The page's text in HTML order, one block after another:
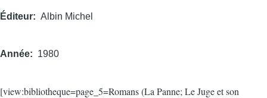
Éditeur Albin Michel
Année 1980
[view:bibliotheque=page_5=Romans (La Panne; Le Juge et son